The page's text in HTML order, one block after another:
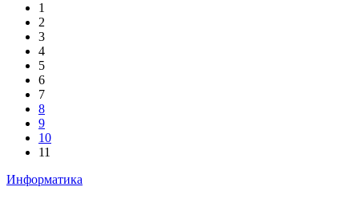
1
2
3
4
5
6
7
8
9
10
11
Информатика